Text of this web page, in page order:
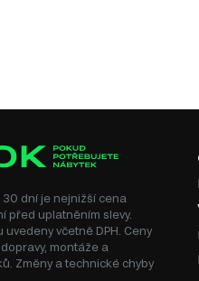
dní je nejnižší cena
před uplatněním slevy.
uvedeny včetně DPH. Ceny
montáže a
Změny a technické chyby